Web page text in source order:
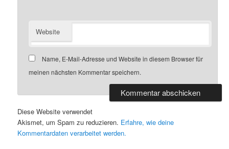
Website
Name, E-Mail-Adresse und Website in diesem Browser für
meinen nächsten Kommentar speichern.
Diese Website verwendet
Akismet, um Spam zu reduzieren. Erfahre, wie deine
Kommentardaten verarbeitet werden.